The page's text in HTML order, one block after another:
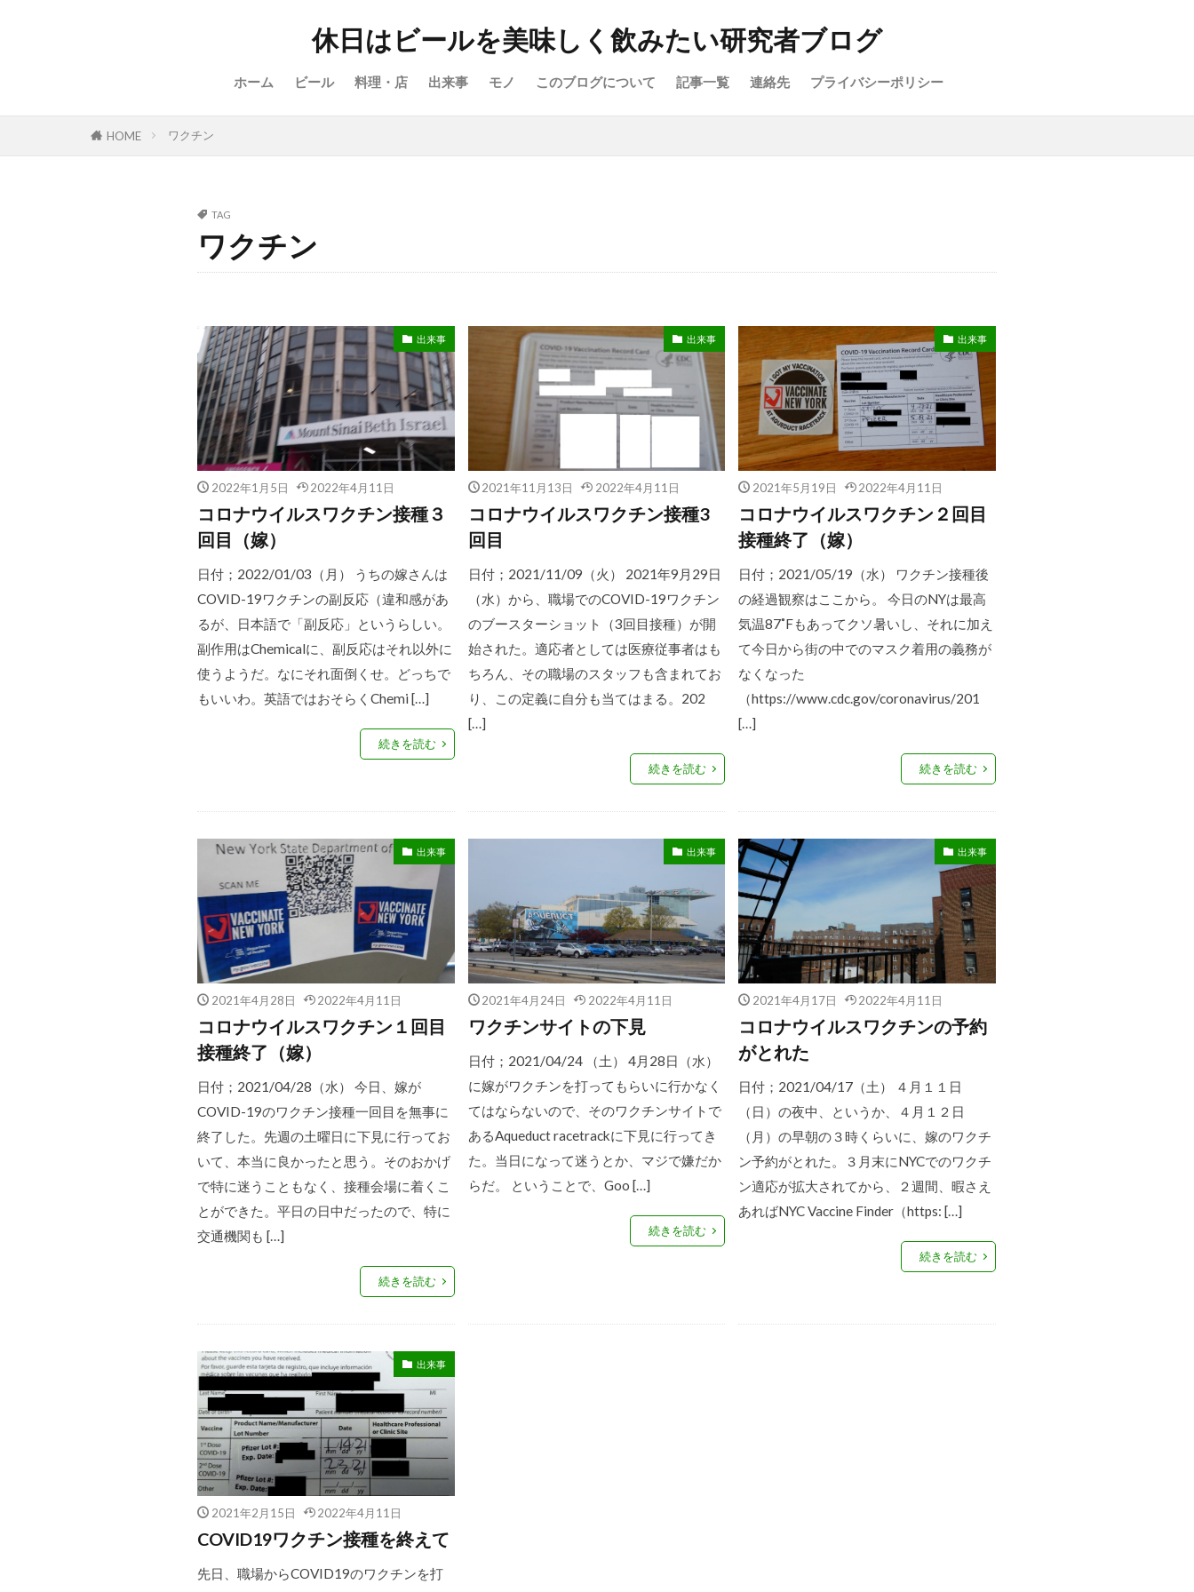
休日はビールを美味しく飲みたい研究者ブログ
ホーム ビール 料理・店 出来事 モノ このブログについて 記事一覧 連絡先 プライバシーポリシー
HOME ワクチン
TAG
ワクチン
出来事
2022年1月5日 2022年4月11日
コロナウイルスワクチン接種３
回目（嫁）
日付；2022/01/03（月） うちの嫁さんは
COVID-19ワクチンの副反応（違和感があ
るが、日本語で「副反応」というらしい。
副作用はChemicalに、副反応はそれ以外に
使うようだ。なにそれ面倒くせ。どっちで
もいいわ。英語ではおそらくChemi […]
続きを読む
出来事
2021年11月13日 2022年4月11日
コロナウイルスワクチン接種3
回目
日付；2021/11/09（火） 2021年9月29日
（水）から、職場でのCOVID-19ワクチン
のブースターショット（3回目接種）が開
始された。適応者としては医療従事者はも
ちろん、その職場のスタッフも含まれてお
り、この定義に自分も当てはまる。202
[…]
続きを読む
出来事
2021年5月19日 2022年4月11日
コロナウイルスワクチン２回目
接種終了（嫁）
日付；2021/05/19（水） ワクチン接種後
の経過観察はここから。 今日のNYは最高
気温87˚Fもあってクソ暑いし、それに加え
て今日から街の中でのマスク着用の義務が
なくなった
（https://www.cdc.gov/coronavirus/201
[…]
続きを読む
出来事
2021年4月28日 2022年4月11日
コロナウイルスワクチン１回目
接種終了（嫁）
日付；2021/04/28（水） 今日、嫁が
COVID-19のワクチン接種一回目を無事に
終了した。先週の土曜日に下見に行ってお
いて、本当に良かったと思う。そのおかげ
で特に迷うこともなく、接種会場に着くこ
とができた。平日の日中だったので、特に
交通機関も […]
続きを読む
出来事
2021年4月24日 2022年4月11日
ワクチンサイトの下見
日付；2021/04/24 （土） 4月28日（水）
に嫁がワクチンを打ってもらいに行かなく
てはならないので、そのワクチンサイトで
あるAqueduct racetrackに下見に行ってき
た。当日になって迷うとか、マジで嫌だか
らだ。 ということで、Goo […]
続きを読む
出来事
2021年4月17日 2022年4月11日
コロナウイルスワクチンの予約
がとれた
日付；2021/04/17（土） ４月１１日
（日）の夜中、というか、４月１２日
（月）の早朝の３時くらいに、嫁のワクチ
ン予約がとれた。３月末にNYCでのワクチ
ン適応が拡大されてから、２週間、暇さえ
あればNYC Vaccine Finder（https: […]
続きを読む
出来事
2021年2月15日 2022年4月11日
COVID19ワクチン接種を終えて
先日、職場からCOVID19のワクチンを打